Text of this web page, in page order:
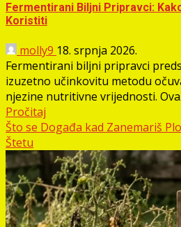
Fermentirani Biljni Pripravci:
Koristiti
molly9 18. srpnja 2026.
Fermentirani biljni pripravci
izuzetno učinkovitu metodu
njezine nutritivne vrijednosti.
Pročitaj
Što se Događa kad Zanemariš
Štetu